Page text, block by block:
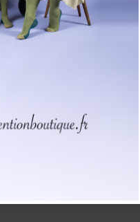
Chaussettes de
Pure wool
5000-1